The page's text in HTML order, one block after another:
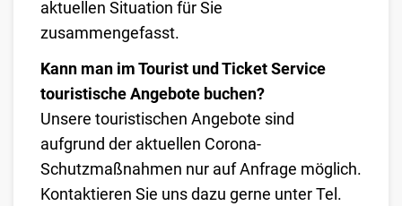
aktuellen Situation für Sie
zusammengefasst.
Kann man im Tourist und Ticket Service
touristische Angebote buchen?
Unsere touristischen Angebote sind
aufgrund der aktuellen Corona-
Schutzmaßnahmen nur auf Anfrage möglich.
Kontaktieren Sie uns dazu gerne unter Tel.